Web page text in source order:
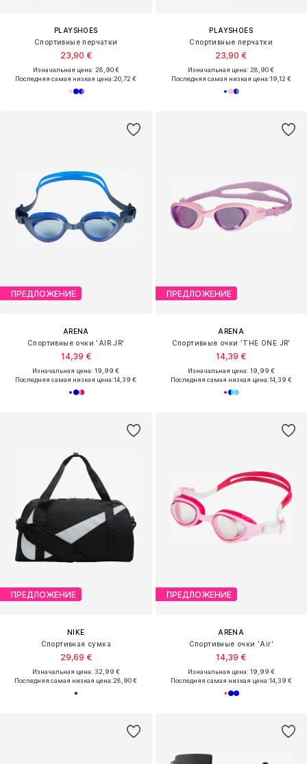
PLAYSHOES
Спортивные перчатки
23,90 €
Изначальная цена: 28,90 €
Последняя самая низкая цена:20,72 €
PLAYSHOES
Спортивные перчатки
23,90 €
Изначальная цена: 28,90 €
Последняя самая низкая цена:19,12 €
ПРЕДЛОЖЕНИЕ
ARENA
Спортивные очки 'AIR JR'
14,39 €
Изначальная цена: 19,99 €
Последняя самая низкая цена:14,39 €
ПРЕДЛОЖЕНИЕ
ARENA
Спортивные очки 'THE ONE JR'
14,39 €
Изначальная цена: 19,99 €
Последняя самая низкая цена:14,39 €
ПРЕДЛОЖЕНИЕ
NIKE
Спортивная сумка
29,69 €
Изначальная цена: 32,99 €
Последняя самая низкая цена:28,90 €
ПРЕДЛОЖЕНИЕ
ARENA
Спортивные очки 'Air'
14,39 €
Изначальная цена: 19,99 €
Последняя самая низкая цена:14,39 €